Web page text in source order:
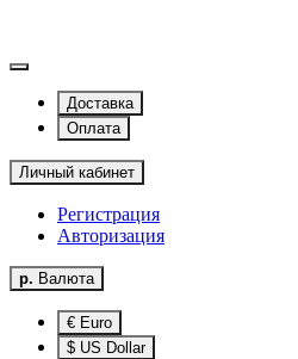
Доставка
Оплата
Личный кабинет
Регистрация
Авторизация
р. Валюта
€ Euro
$ US Dollar